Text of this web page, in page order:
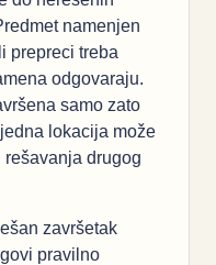
namenjen
prepreci treba
odgovaraju.
samo zato
lokacija može
drugog
završetak
pravilno